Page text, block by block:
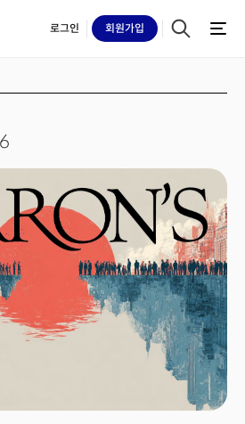
로그인 회원가입